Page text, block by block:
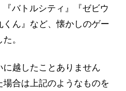
バトルシティ』『ゼビウ
くん』など、懐かしのゲー
。
越したことありません
合は上記のようなものを